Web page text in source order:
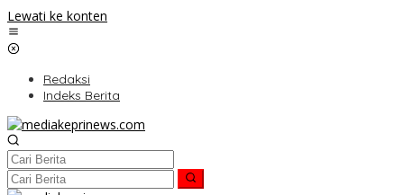
Lewati ke konten
Redaksi
Indeks Berita